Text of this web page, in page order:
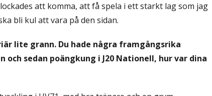
att komma, att få spela i ett starkt lag som jag
bli kul att vara på den sidan.
lite grann. Du hade några framgångsrika
och sedan poängkung i J20 Nationell, hur var dina